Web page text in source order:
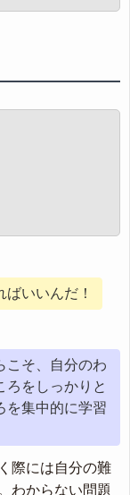
いいんだ！
こそ、自分のわ
ろをしっかりと
を集中的に学習
際には自分の難
わからない問題